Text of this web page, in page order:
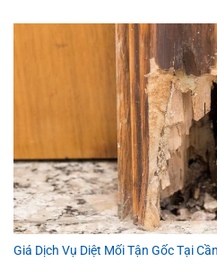
Giá Dịch Vụ Diệt Mối Tận Gốc Tại